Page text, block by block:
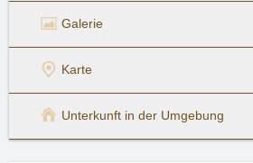
Galerie
Karte
Unterkunft in der Umgebung